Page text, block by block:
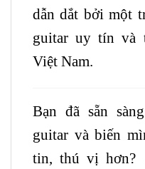
dẫn dắt bởi một
guitar uy tín và
Việt Nam.
Bạn đã sẵn
guitar và biến
tin, thú vị